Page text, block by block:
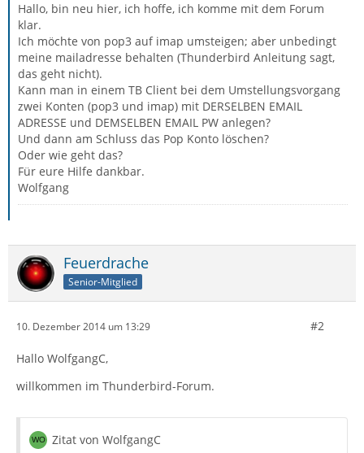
Hallo, bin neu hier, ich hoffe, ich komme mit dem Forum
klar.
Ich möchte von pop3 auf imap umsteigen; aber unbedingt
meine mailadresse behalten (Thunderbird Anleitung sagt,
das geht nicht).
Kann man in einem TB Client bei dem Umstellungsvorgang
zwei Konten (pop3 und imap) mit DERSELBEN EMAIL
ADRESSE und DEMSELBEN EMAIL PW anlegen?
Und dann am Schluss das Pop Konto löschen?
Oder wie geht das?
Für eure Hilfe dankbar.
Wolfgang
Feuerdrache
Senior-Mitglied
10. Dezember 2014 um 13:29 #2
Hallo WolfgangC,
willkommen im Thunderbird-Forum.
Zitat von WolfgangC